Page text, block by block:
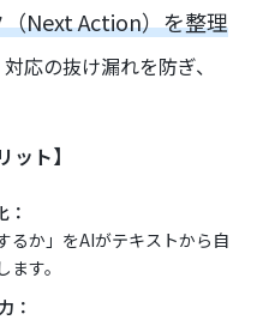
Next Action）を整理
応の抜け漏れを防ぎ、
ット】
：
るか」をAIがテキストから自
す。
：